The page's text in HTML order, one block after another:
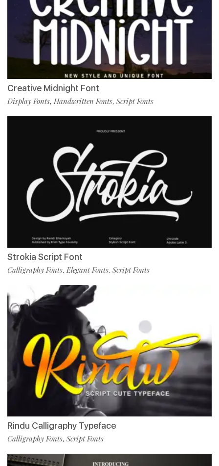
Creative Midnight Font
Display Fonts, Handwritten Fonts, Script Fonts
Strokia Script Font
Calligraphy Fonts, Elegant Fonts, Script Fonts
Rindu Calligraphy Typeface
Calligraphy Fonts, Script Fonts